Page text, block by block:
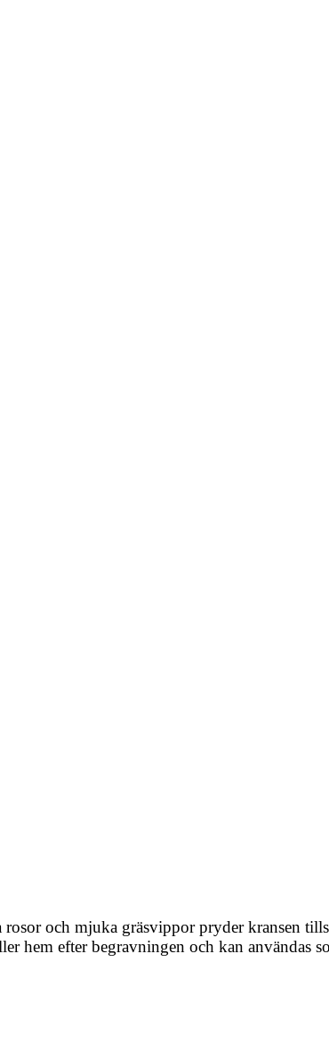
och mjuka gräsvippor pryder kransen
hem efter begravningen och kan användas